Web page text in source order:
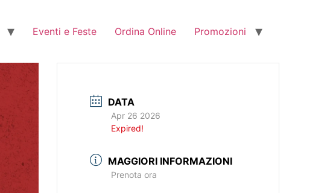
Eventi e Feste Ordina Online Promozioni
DATA
Apr 26 2026
Expired!
MAGGIORI INFORMAZIONI
Prenota ora